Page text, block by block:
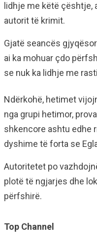
lidhje me këtë çështje,
autorit të krimit.
Gjatë seancës
ai ka mohuar çdo
se nuk ka lidhje me
Ndërkohë, hetimet
nga grupi hetimor,
shkencore ashtu edhe
dyshime të forta se
Autoritetet po
plotë të ngjarjes dhe
përfshirë.
Top Channel